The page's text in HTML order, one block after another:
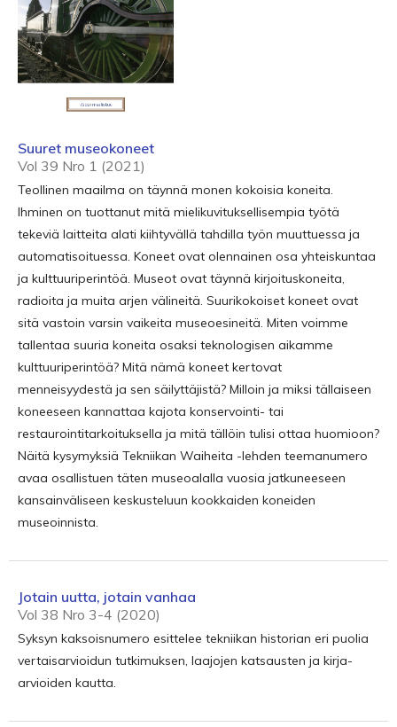
Suuret museokoneet
Vol 39 Nro 1 (2021)
Teollinen maailma on täynnä monen kokoisia koneita.
Ihminen on tuottanut mitä mielikuvituksellisempia työtä
tekeviä laitteita alati kiihtyvällä tahdilla työn muuttuessa ja
automatisoituessa. Koneet ovat olennainen osa yhteiskuntaa
ja kulttuuriperintöä. Museot ovat täynnä kirjoituskoneita,
radioita ja muita arjen välineitä. Suurikokoiset koneet ovat
sitä vastoin varsin vaikeita museoesineitä. Miten voimme
tallentaa suuria koneita osaksi teknologisen aikamme
kulttuuriperintöä? Mitä nämä koneet kertovat
menneisyydestä ja sen säilyttäjistä? Milloin ja miksi tällaiseen
koneeseen kannattaa kajota konservointi- tai
restaurointitarkoituksella ja mitä tällöin tulisi ottaa huomioon?
Näitä kysymyksiä Tekniikan Waiheita -lehden teemanumero
avaa osallistuen täten museoalalla vuosia jatkuneeseen
kansainväliseen keskusteluun kookkaiden koneiden
museoinnista.
Jotain uutta, jotain vanhaa
Vol 38 Nro 3-4 (2020)
Syksyn kaksoisnumero esittelee tekniikan historian eri puolia
vertaisarvioidun tutkimuksen, laajojen katsausten ja kirja-
arvioiden kautta.